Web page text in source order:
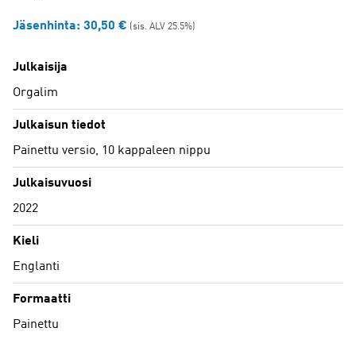
Jäsenhinta: 30,50 € (sis. ALV 25.5%)
Julkaisija
Orgalim
Julkaisun tiedot
Painettu versio, 10 kappaleen nippu
Julkaisuvuosi
2022
Kieli
Englanti
Formaatti
Painettu